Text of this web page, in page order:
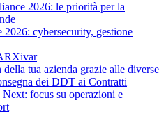
2026: le priorità per la
cybersecurity, gestione
tua azienda grazie alle diverse
dei DDT ai Contratti
focus su operazioni e